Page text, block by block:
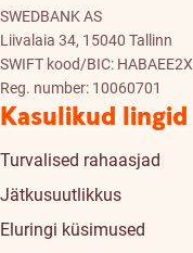
SWEDBANK AS
Liivalaia 34, 15040 Tallinn
SWIFT kood/BIC: HABAEE2X
Reg. number: 10060701
Kasulikud lingid
Turvalised rahaasjad
Jätkusuutlikkus
Eluringi küsimused